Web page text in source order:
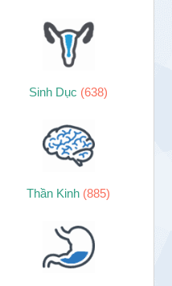
Sinh Dục (638)
Thần Kinh (885)